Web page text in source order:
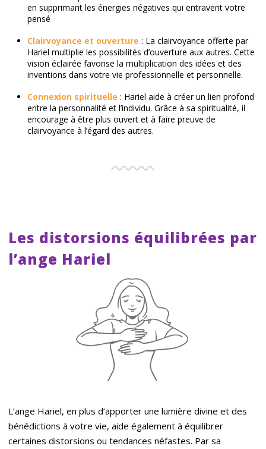
en supprimant les énergies négatives qui entravent votre
pensé
Clairvoyance et ouverture : La clairvoyance offerte par
Hariel multiplie les possibilités d’ouverture aux autres. Cette
vision éclairée favorise la multiplication des idées et des
inventions dans votre vie professionnelle et personnelle.
Connexion spirituelle : Hariel aide à créer un lien profond
entre la personnalité et l’individu. Grâce à sa spiritualité, il
encourage à être plus ouvert et à faire preuve de
clairvoyance à l’égard des autres.
Les distorsions équilibrées par
l’ange Hariel
L’ange Hariel, en plus d’apporter une lumière divine et des
bénédictions à votre vie, aide également à équilibrer
certaines distorsions ou tendances néfastes. Par sa